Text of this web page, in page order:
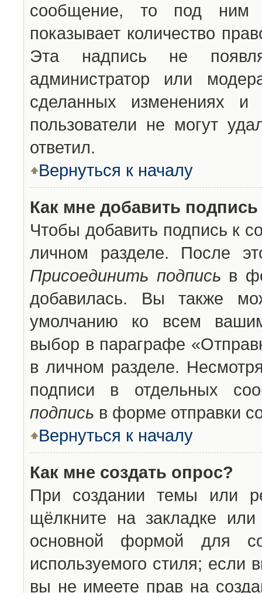
сообщение, то под ним
показывает количество
Эта надпись не
администратор или
сделанных изменениях
пользователи не могут
ответил.
Вернуться к началу
Как мне добавить
Чтобы добавить подпись к
личном разделе. После
Присоединить подпись в
добавилась. Вы также
умолчанию ко всем
выбор в параграфе
в личном разделе.
подписи в отдельных
подпись в форме отправки
Вернуться к началу
Как мне создать опрос?
При создании темы или
щёлкните на закладке
основной формой для
используемого стиля; если
вы не имеете прав на